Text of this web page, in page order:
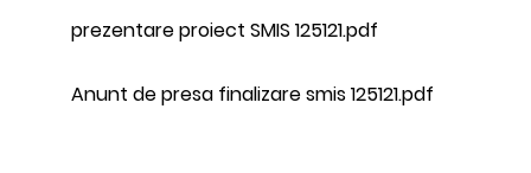
prezentare proiect SMIS 125121.pdf
Anunt de presa finalizare smis 125121.pdf